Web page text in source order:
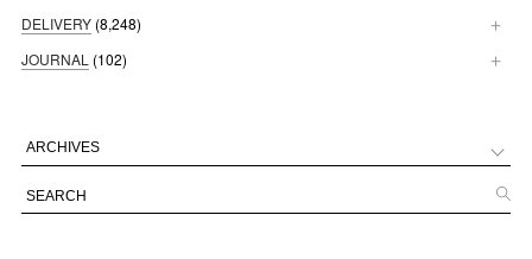
DELIVERY (8,248)
JOURNAL (102)